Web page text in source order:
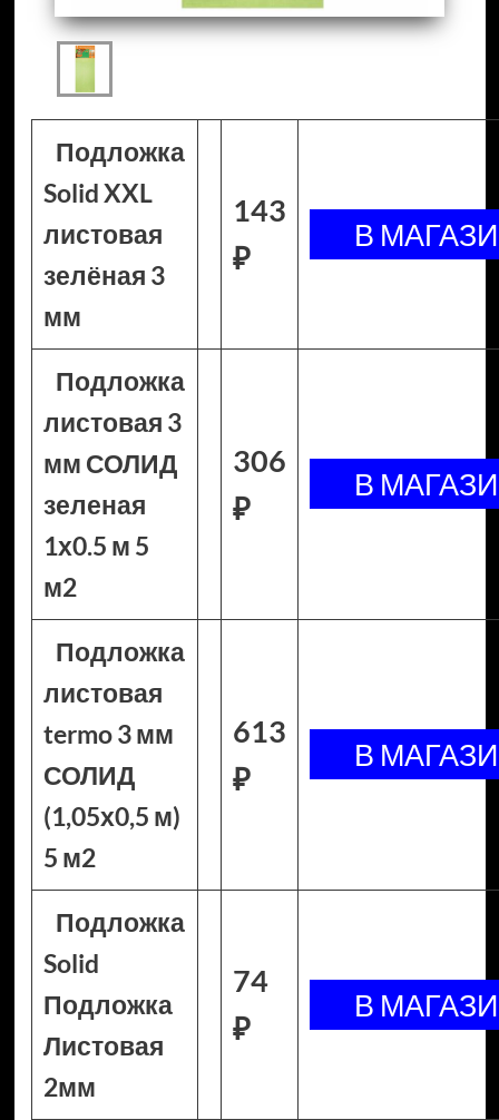
Подложка
Solid XXL
листовая
зелёная 3
мм
143
₽
Подложка
листовая 3
мм СОЛИД
зеленая
1х0.5 м 5
м2
306
₽
Подложка
листовая
termo 3 мм
СОЛИД
(1,05х0,5 м)
5 м2
613
₽
Подложка
Solid
Подложка
Листовая
2мм
74
₽